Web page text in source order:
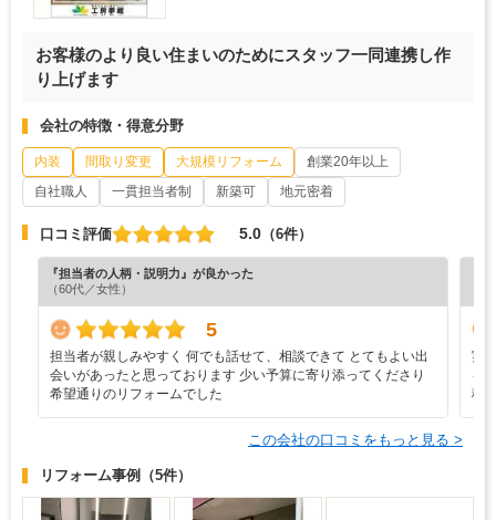
お客様のより良い住まいのためにスタッフ一同連携し作
り上げます
会社の特徴・得意分野
内装 間取り変更 大規模リフォーム
創業20年以上
自社職人
一貫担当者制 新築可 地元密着
口コミ評価 5.0 （6件）
『担当者の人柄・説明力』が良かった
（60代／女性）
5
担当者が親しみやすく 何でも話せて、相談できて とてもよい出
会いがあったと思っております 少い予算に寄り添ってくださり
希望通りのリフォームでした
実
を
積
この会社の口コミをもっと見る >
リフォーム事例 （5件）